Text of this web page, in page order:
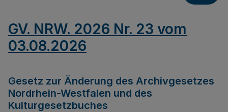
GV. NRW. 2026 Nr. 23 vom
03.08.2026
Gesetz zur Änderung des Archivgesetzes
Nordrhein-Westfalen und des
Kulturgesetzbuches